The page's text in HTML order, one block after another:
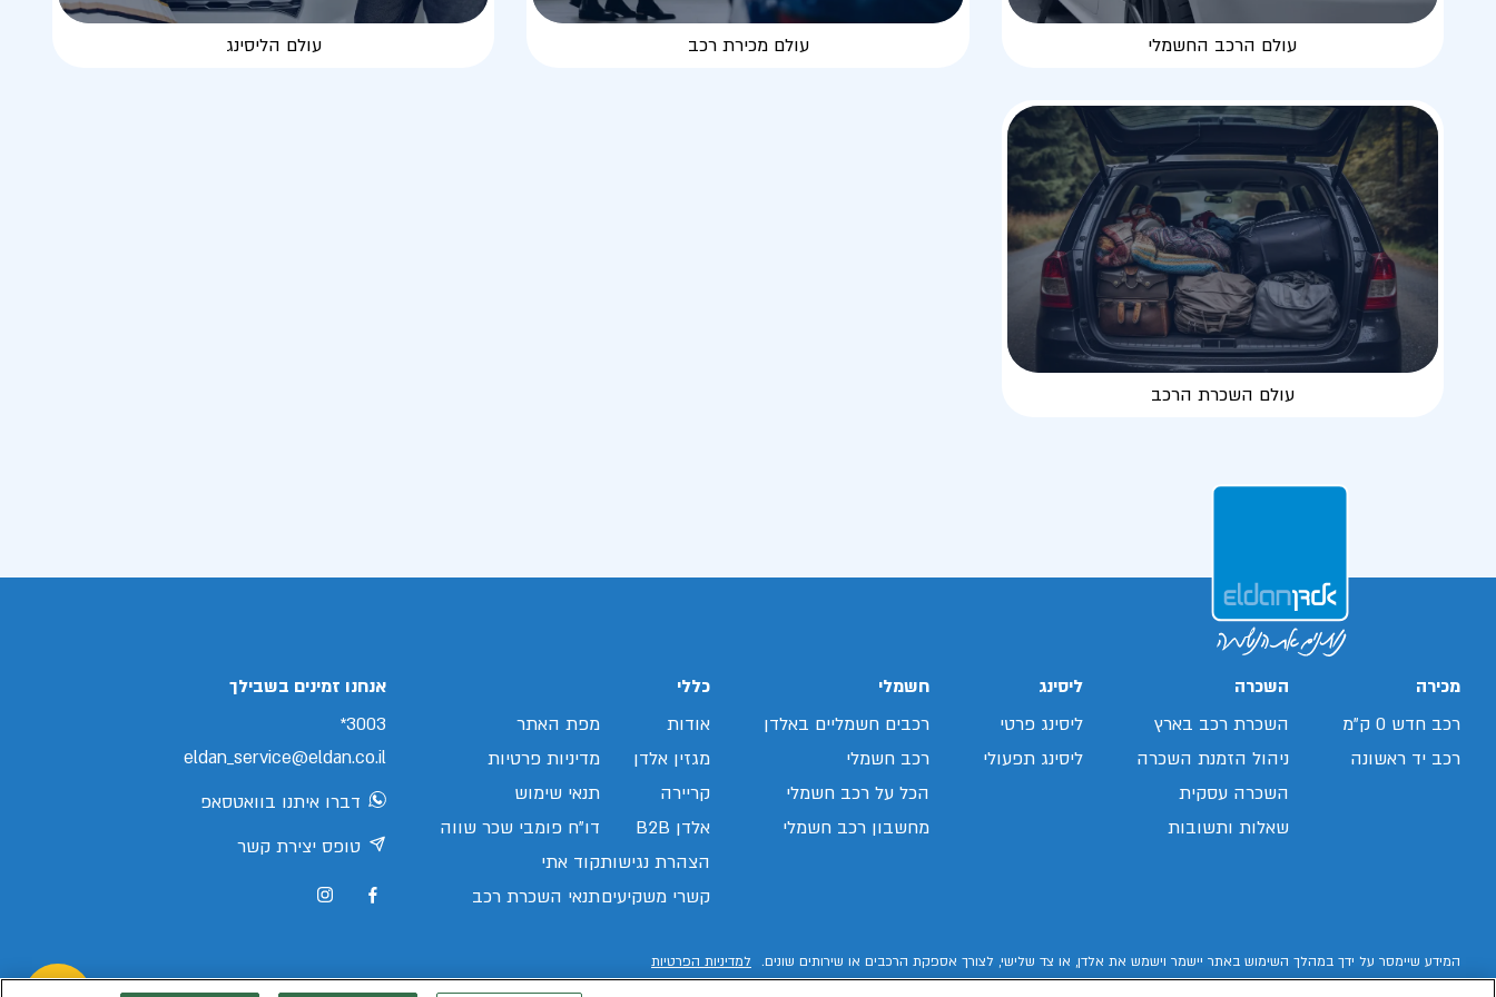
עולם הרכב החשמלי עולם מכירת רכב עולם הליסינג
עולם השכרת הרכב
מכירה
רכב חדש 0 ק"מ
רכב יד ראשונה
השכרה
השכרת רכב בארץ
ניהול הזמנת השכרה
השכרה עסקית
שאלות ותשובות
ליסינג
ליסינג פרטי
ליסינג תפעולי
חשמלי
רכבים חשמליים באלדן
רכב חשמלי
הכל על רכב חשמלי
מחשבון רכב חשמלי
כללי
אודות
מגזין אלדן
קריירה
אלדן B2B
הצהרת נגישות
קשרי משקיעים
מפת האתר
מדיניות פרטיות
תנאי שימוש
דו"ח פומבי שכר שווה
קוד אתי
תנאי השכרת רכב
אנחנו זמינים בשבילך
3003*
eldan_service@eldan.co.il
דברו איתנו בוואטסאפ
טופס יצירת קשר
המידע שיימסר על ידך במהלך השימוש באתר יישמר וישמש את אלדן, או צד שלישי, לצורך אספקת הרכבים או שירותים שונים. למדיניות הפרטיות